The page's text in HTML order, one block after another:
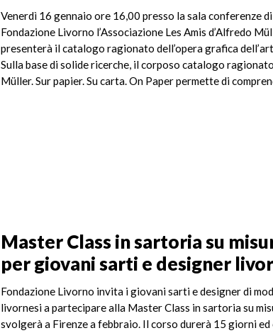
Venerdì 16 gennaio ore 16,00 presso la sala conferenze di
Fondazione Livorno l’Associazione Les Amis d’Alfredo
presenterà il catalogo ragionato dell’opera grafica
Sulla base di solide ricerche, il corposo catalogo
Müller. Sur papier. Su carta. On Paper permette di
Master Class in sartoria su
per giovani sarti e designer
Fondazione Livorno invita i giovani sarti e designer di
livornesi a partecipare alla Master Class in sartoria su
svolgerà a Firenze a febbraio. Il corso durerà 15 giorni ed